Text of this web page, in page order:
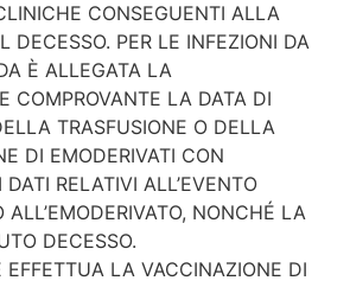
CONSEGUENTI ALLA
DECESSO. PER LE INFEZIONI DA
È ALLEGATA LA
COMPROVANTE LA DATA DI
TRASFUSIONE O DELLA
DI EMODERIVATI CON
DATI RELATIVI ALL’EVENTO
ALL’EMODERIVATO, NONCHÉ LA
DECESSO.
LA VACCINAZIONE DI